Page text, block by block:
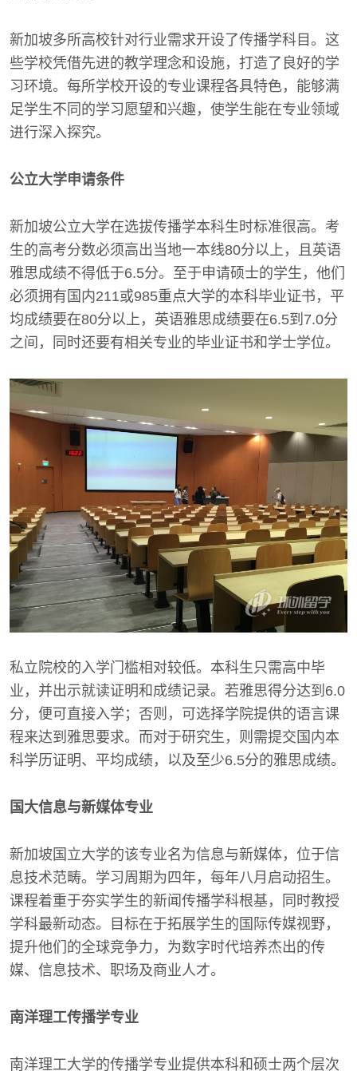
新加坡多所高校针对行业需求开设了传播学科目。这
些学校凭借先进的教学理念和设施，打造了良好的学
习环境。每所学校开设的专业课程各具特色，能够满
足学生不同的学习愿望和兴趣，使学生能在专业领域
进行深入探究。
公立大学申请条件
新加坡公立大学在选拔传播学本科生时标准很高。考
生的高考分数必须高出当地一本线80分以上，且英语
雅思成绩不得低于6.5分。至于申请硕士的学生，他们
必须拥有国内211或985重点大学的本科毕业证书，平
均成绩要在80分以上，英语雅思成绩要在6.5到7.0分
之间，同时还要有相关专业的毕业证书和学士学位。
私立院校的入学门槛相对较低。本科生只需高中毕
业，并出示就读证明和成绩记录。若雅思得分达到6.0
分，便可直接入学；否则，可选择学院提供的语言课
程来达到雅思要求。而对于研究生，则需提交国内本
科学历证明、平均成绩，以及至少6.5分的雅思成绩。
国大信息与新媒体专业
新加坡国立大学的该专业名为信息与新媒体，位于信
息技术范畴。学习周期为四年，每年八月启动招生。
课程着重于夯实学生的新闻传播学科根基，同时教授
学科最新动态。目标在于拓展学生的国际传媒视野，
提升他们的全球竞争力，为数字时代培养杰出的传
媒、信息技术、职场及商业人才。
南洋理工传播学专业
南洋理工大学的传播学专业提供本科和硕士两个层次